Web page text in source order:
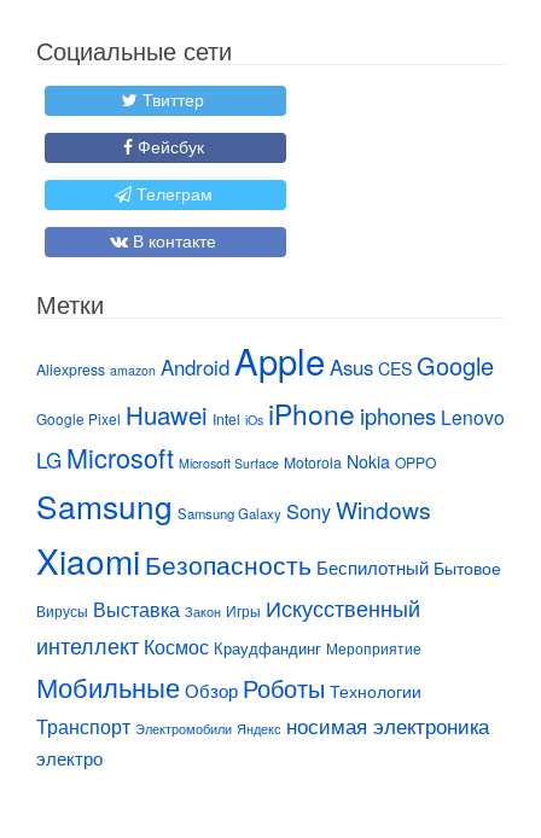
Социальные сети
Твиттер
Фейсбук
Телеграм
В контакте
Метки
Aliexpress amazon Android Apple Asus CES Google
Google Pixel Huawei Intel iOs iPhone iphones Lenovo
LG Microsoft Microsoft Surface Motorola Nokia OPPO
Samsung Samsung Galaxy SonyWindows
Xiaomi Безопасность Беспилотный Бытовое
Вирусы Выставка Закон Игры Искусственный
интеллект Космос Краудфандинг Мероприятие
МобильныеОбзор Роботы Технологии
Транспорт Электромобили Яндекс носимая электроника
электро